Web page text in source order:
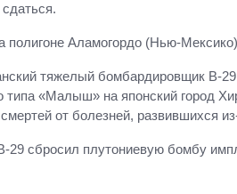
Аламогордо (Нью-
тяжелый бомбардировщик В-
типа «Малыш» на японский город
от болезней, развившихся
29 сбросил плутониевую бомбу